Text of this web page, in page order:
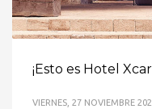
¡Esto es Hotel
VIERNES, 27 NOVIEMBRE